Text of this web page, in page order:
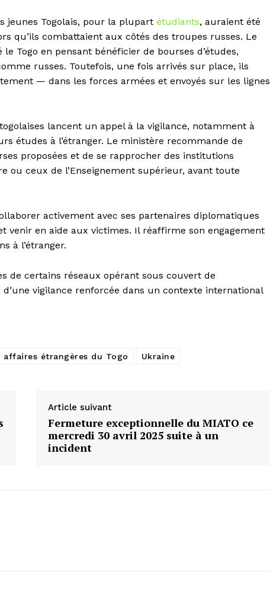
jeunes Togolais, pour la plupart étudiants, auraient été
qu’ils combattaient aux côtés des troupes russes. Le
Togo en pensant bénéficier de bourses d’études,
russes. Toutefois, une fois arrivés sur place, ils
— dans les forces armées et envoyés sur les lignes
lancent un appel à la vigilance, notamment à
études à l’étranger. Le ministère recommande de
proposées et de se rapprocher des institutions
ou ceux de l’Enseignement supérieur, avant toute
activement avec ses partenaires diplomatiques
venir en aide aux victimes. Il réaffirme son engagement
à l’étranger.
de certains réseaux opérant sous couvert de
vigilance renforcée dans un contexte international
affaires étrangères du Togo Ukraine
Article suivant
Fermeture exceptionnelle du MIATO ce
mercredi 30 avril 2025 suite à un
incident